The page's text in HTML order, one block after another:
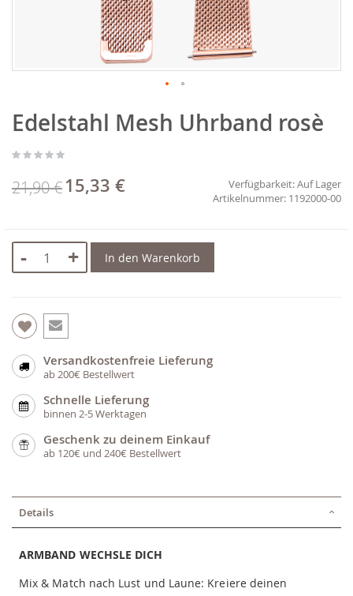
Anfang
der
springen
Edelstahl Mesh Uhrband rosè
21,90 € Sonderpreis
15,33 € Verfügbarkeit:Auf Lager
1192000-00
- + In den Warenkorb
Versandkostenfreie Lieferung
ab 200€ Bestellwert
Schnelle Lieferung
binnen 2-5 Werktagen
Geschenk zu deinem Einkauf
ab 120€ und 240€ Bestellwert
Details
ARMBAND WECHSLE DICH
Mix & Match nach Lust und Laune: Kreiere deinen